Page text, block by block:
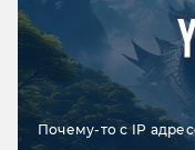
Почему-то с IP